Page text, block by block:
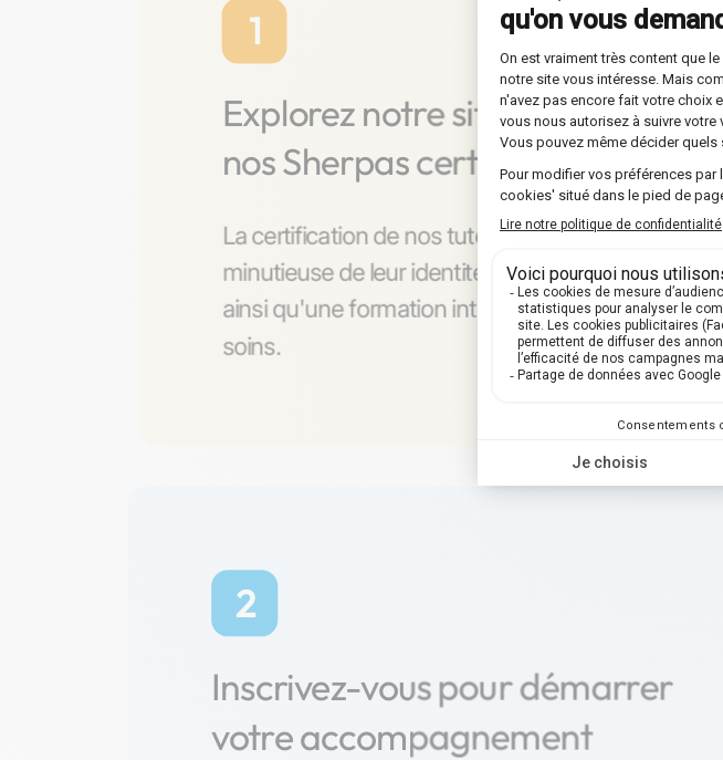
1
Explorez notre site et rencontrez
nos Sherpas certifiés
La certification de nos tuteurs inclut une validation
minutieuse de leur identité et de leurs diplômes,
ainsi qu'une formation interne dispensée par nos
soins.
2
Inscrivez-vous pour démarrer
votre accompagnement